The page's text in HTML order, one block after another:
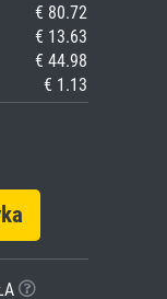
€ 80.72
€ 13.63
€ 44.98
€ 1.13